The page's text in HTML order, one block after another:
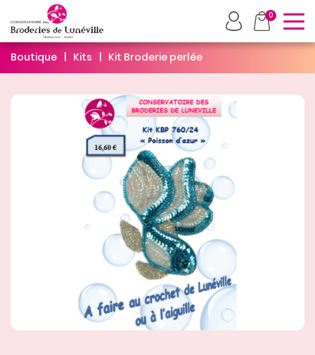
0
Boutique Kits Kit Broderie perlée